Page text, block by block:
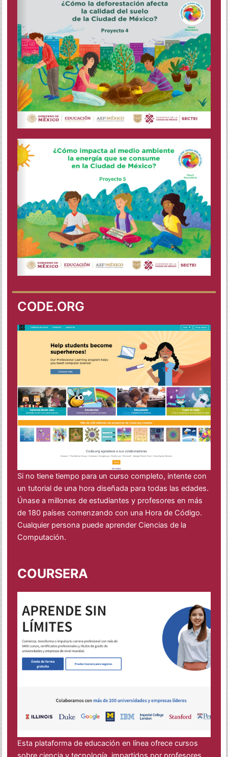
CODE.ORG
Si no tiene tiempo para un curso completo, intente con
un tutorial de una hora diseñada para todas las edades.
Únase a millones de estudiantes y profesores en más
de 180 países comenzando con una Hora de Código.
Cualquier persona puede aprender Ciencias de la
Computación.
COURSERA
Esta plataforma de educación en línea ofrece cursos